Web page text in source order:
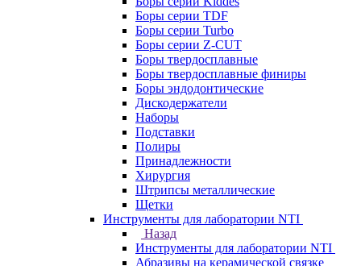
Боры серии TDF
Боры серии Turbo
Боры серии Z-CUT
Боры твердосплавные
Боры твердосплавные финиры
Боры эндодонтические
Дискодержатели
Наборы
Подставки
Полиры
Принадлежности
Хирургия
Штрипсы металлические
Щетки
Инструменты для лаборатории NTI
Назад
Инструменты для лаборатории NTI
Абразивы на керамической связке